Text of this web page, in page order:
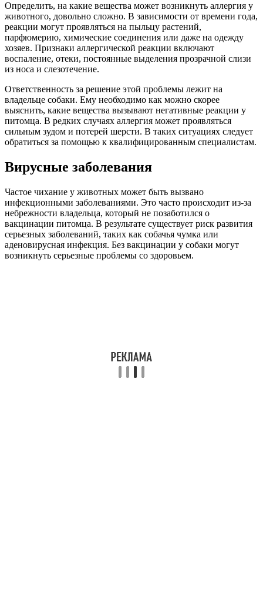
Определить, на какие вещества может возникнуть аллергия у
животного, довольно сложно. В зависимости от времени года,
реакции могут проявляться на пыльцу растений,
парфюмерию, химические соединения или даже на одежду
хозяев. Признаки аллергической реакции включают
воспаление, отеки, постоянные выделения прозрачной слизи
из носа и слезотечение.
Ответственность за решение этой проблемы лежит на
владельце собаки. Ему необходимо как можно скорее
выяснить, какие вещества вызывают негативные реакции у
питомца. В редких случаях аллергия может проявляться
сильным зудом и потерей шерсти. В таких ситуациях следует
обратиться за помощью к квалифицированным специалистам.
Вирусные заболевания
Частое чихание у животных может быть вызвано
инфекционными заболеваниями. Это часто происходит из-за
небрежности владельца, который не позаботился о
вакцинации питомца. В результате существует риск развития
серьезных заболеваний, таких как собачья чумка или
аденовирусная инфекция. Без вакцинации у собаки могут
возникнуть серьезные проблемы со здоровьем.